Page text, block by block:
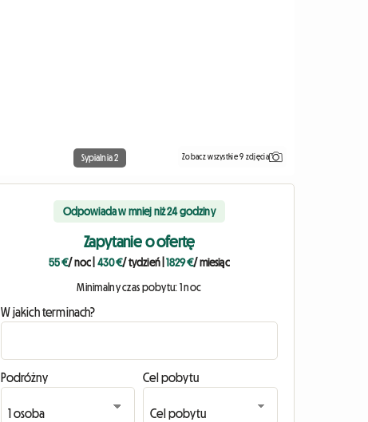
Sypialnia 2 Zobacz wszystkie 9 zdjęcia
Odpowiada w mniej niż 24 godziny
Zapytanie o ofertę
55 €/ noc 430 €/ tydzień|1829 €/ miesiąc
Minimalny czas pobytu: 1 noc
W jakich terminach?
Podróżny Cel pobytu